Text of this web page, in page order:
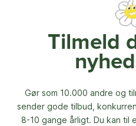
Tilmeld
Gør som 10.000 andre og
sender gode tilbud,
8-10 gange årligt. Du kan til